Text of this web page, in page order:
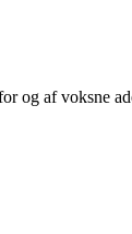
af voksne